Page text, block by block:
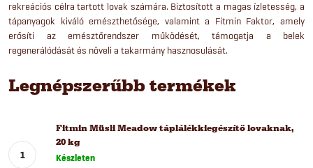
rekreációs célra tartott lovak számára. Biztosított a magas ízletesség, a
tápanyagok kiváló emészthetősége, valamint a Fitmin Faktor, amely
erősíti az emésztőrendszer működését, támogatja a belek
regenerálódását és növeli a takarmány hasznosulását.
Legnépszerűbb termékek
Fitmin Müsli Meadow táplálékkiegészítő lovaknak,
20 kg
Készleten